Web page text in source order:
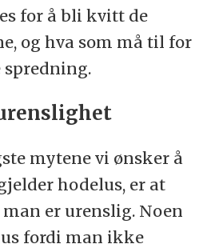
for å bli kvitt de
og hva som må til for
spredning.
mytene vi ønsker å
hodelus, er at
er urenslig. Noen
fordi man ikke